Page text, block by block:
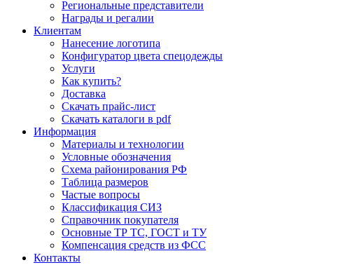
Региональные представители
Награды и регалии
Клиентам
Нанесение логотипа
Конфигуратор цвета спецодежды
Услуги
Как купить?
Доставка
Скачать прайс-лист
Скачать каталоги в pdf
Информация
Материалы и технологии
Условные обозначения
Схема районирования РФ
Таблица размеров
Частые вопросы
Классификация СИЗ
Справочник покупателя
Основные ТР ТС, ГОСТ и ТУ
Компенсация средств из ФСС
Контакты